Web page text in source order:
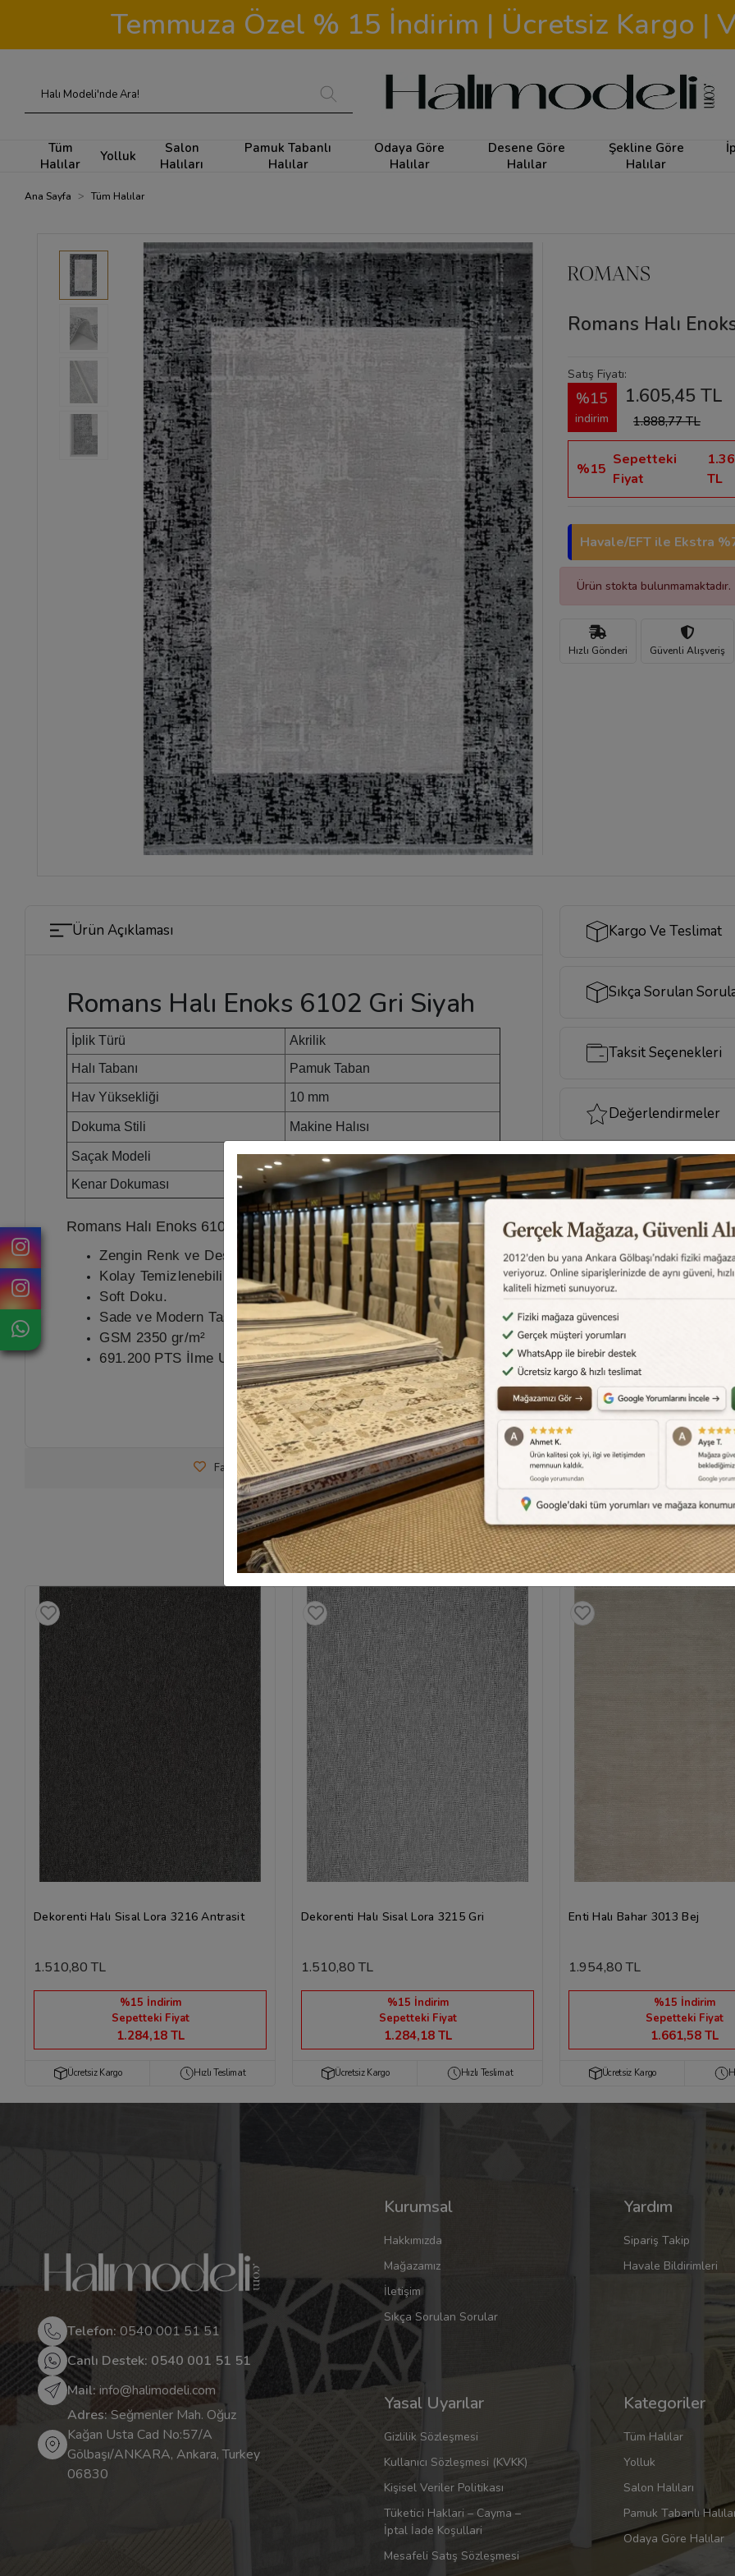
Temmuza Özel % 15 İndirim | Ücretsiz Kargo |
Tüm
Halılar
Yolluk
Salon
Halıları
Pamuk Tabanlı
Halılar
Odaya Göre
Halılar
Desene Göre
Halılar
Şekline Göre
Halılar
Ana Sayfa Tüm Halılar
Romans Halı
Satış Fiyatı:
%15
indirim 1.888,77 TL
1.605,45 TL
%15
Sepetteki
Fiyat
TL
Havale/EFT ile Ekstra
Ürün stokta bulunmamaktadır.
Hızlı Gönderi Güvenli Alışveriş
Ürün Açıklaması
Romans Halı Enoks 6102 Gri Siyah
İplik Türü
Akrilik
Halı Tabanı
Pamuk Taban
Hav Yüksekliği 10 mm
Dokuma Stili Makine Halısı
Saçak Modeli
Spor Saçak
Kenar Dokuması
Lazer Kesim
Romans Halı Enoks 6102 Gri Siyah
Zengin Renk ve Desen Seçeneği.
Kolay Temizlenebilir.
Soft Doku.
Sade ve Modern Tasarım.
GSM 2350 gr/m²
691.200 PTS İlme Ucu Sıklığı.
Kargo Ve Teslimat
Sıkça Sorulan
Taksit Seçenekleri
Değerlendirmeler
Destek Merkezi
Aklınızdaki soruların
cevapları için
edebilirsiniz.
0540 001 51 51
Favorilerime Ekle Tavsiye Et Yorum Yaz Karşılaştır
Benzer Ürünler
Dekorenti Halı Sisal Lora 3216 Antrasit
1.510,80 TL
%15 İndirim
Sepetteki Fiyat
1.284,18 TL
Ücretsiz Kargo Hızlı Teslimat
Dekorenti Halı Sisal Lora 3215 Gri
1.510,80 TL
%15 İndirim
Sepetteki Fiyat
1.284,18 TL
Ücretsiz Kargo Hızlı Teslimat
Enti Halı Bahar 3013 Bej
1.954,80 TL
%15 İndirim
Sepetteki Fiyat
1.661,58 TL
Ücretsiz Kargo
Telefon: 0540 001 51 51
Canlı Destek: 0540 001 51 51
Mail:info@halimodeli.com
Adres:Seğmenler Mah. Oğuz
Kağan Usta Cad No:57/A
Gölbaşı/ANKARA, Ankara, Turkey
06830
Kurumsal
Hakkımızda
Mağazamız
İletişim
Sıkça Sorulan Sorular
Yardım
Sipariş Takip
Havale Bildirimleri
Yasal Uyarılar
Gizlilik Sözleşmesi
Kullanıcı Sözleşmesi (KVKK)
Kişisel Veriler Politikası
Tüketici Haklari – Cayma –
İptal İade Koşullari
Mesafeli Satış Sözleşmesi
Kategoriler
Tüm Halılar
Yolluk
Salon Halıları
Pamuk Tabanlı
Odaya Göre Halılar